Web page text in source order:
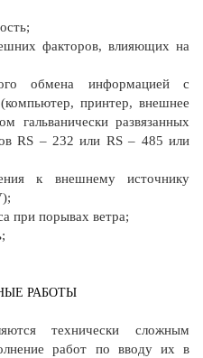
факторов, влияющих на
обмена информацией с
принтер, внешнее
гальванически развязанных
RS – 232 или RS – 485 или
к внешнему источнику
при порывах ветра;
РАБОТЫ
технически сложным
работ по вводу их в